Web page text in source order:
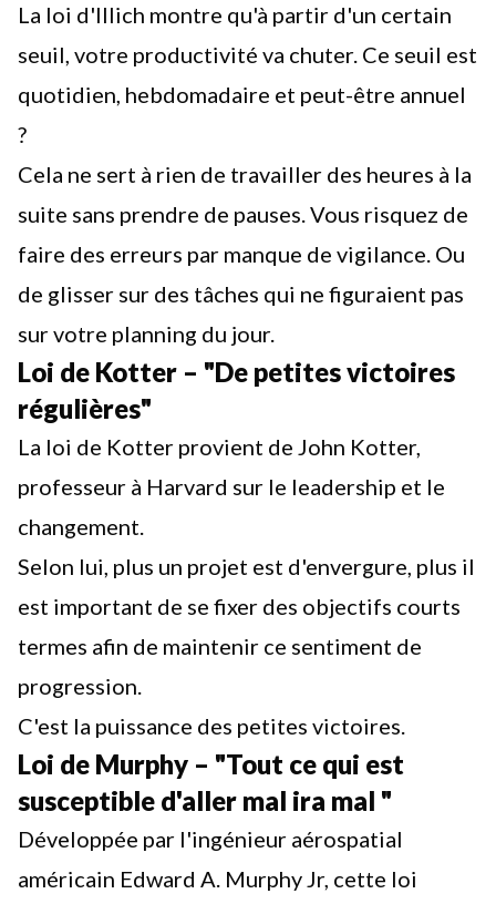
La loi d'Illich montre qu'à partir d'un certain
seuil, votre productivité va chuter. Ce seuil est
quotidien, hebdomadaire et peut-être annuel
?
Cela ne sert à rien de travailler des heures à la
suite sans prendre de pauses. Vous risquez de
faire des erreurs par manque de vigilance. Ou
de glisser sur des tâches qui ne figuraient pas
sur votre planning du jour.
Loi de Kotter – "De petites victoires
régulières"
La loi de Kotter provient de John Kotter,
professeur à Harvard sur le leadership et le
changement.
Selon lui, plus un projet est d'envergure, plus il
est important de se fixer des objectifs courts
termes afin de maintenir ce sentiment de
progression.
C'est la puissance des petites victoires.
Loi de Murphy – "Tout ce qui est
susceptible d'aller mal ira mal "
Développée par l'ingénieur aérospatial
américain Edward A. Murphy Jr, cette loi